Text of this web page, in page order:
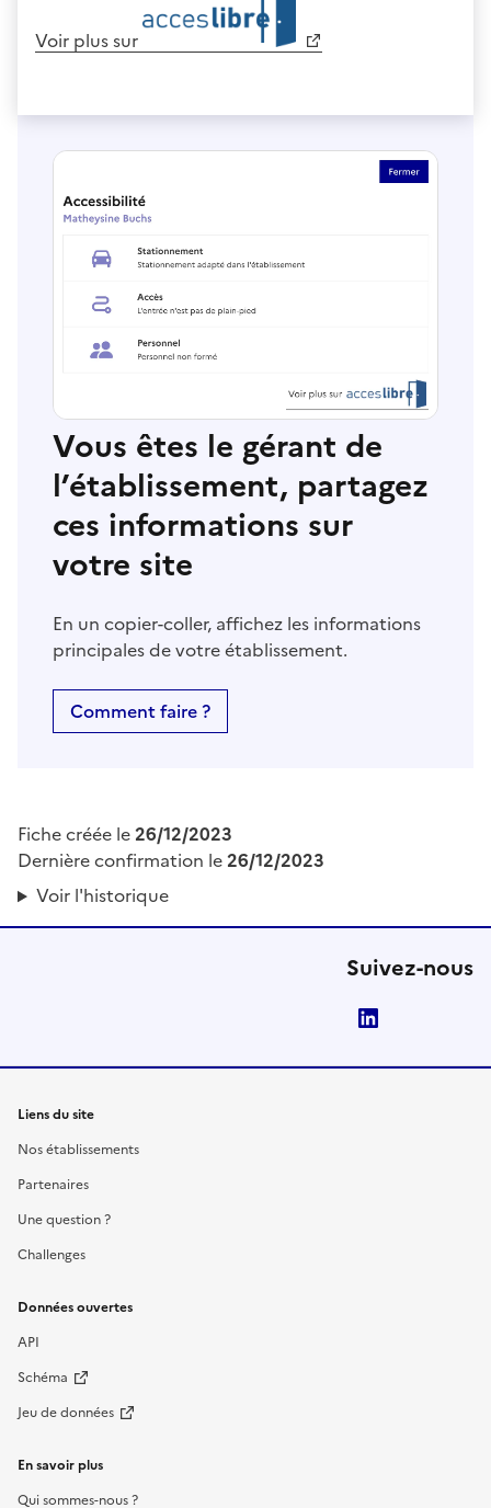
Voir plus sur
Vous êtes le gérant de
l’établissement, partagez
ces informations sur
votre site
En un copier-coller, affichez les informations
principales de votre établissement.
Comment faire ?
Fiche créée le26/12/2023
Dernière confirmation le26/12/2023
Voir l'historique
Suivez-nous
Liens du site
Nos établissements
Partenaires
Une question ?
Challenges
Données ouvertes
API
Schéma
Jeu de données
En savoir plus
Qui sommes-nous ?